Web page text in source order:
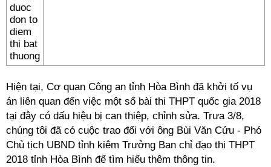
Hiện tại, Cơ quan Công an tỉnh Hòa Bình đã khởi tố vụ
án liên quan đến việc một số bài thi THPT quốc gia 2018
tại đây có dấu hiệu bị can thiệp, chỉnh sửa. Trưa 3/8,
chúng tôi đã có cuộc trao đổi với ông Bùi Văn Cửu - Phó
Chủ tịch UBND tỉnh kiêm Trưởng Ban chỉ đạo thi THPT
2018 tỉnh Hòa Bình để tìm hiểu thêm thông tin.